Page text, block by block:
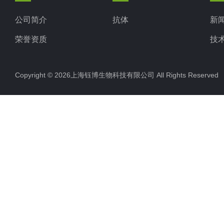
公司简介
荣誉资质
抗体 新
技
Copyright © 2026上海钰博生物科技有限公司 All Rights